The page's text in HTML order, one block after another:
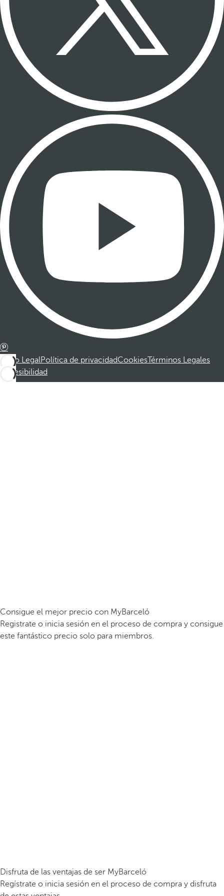
Aviso LegalPolítica de privacidadCookiesTérminos Legales
Accesibilidad
Consigue el mejor precio con MyBarceló
Registrate o inicia sesión en el proceso de compra y consigue
este fantástico precio solo para miembros.
Disfruta de las ventajas de ser MyBarceló
Regístrate o inicia sesión en el proceso de compra y disfruta